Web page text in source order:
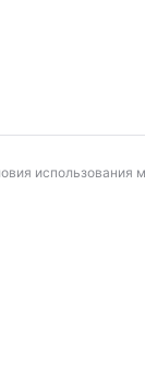
использования